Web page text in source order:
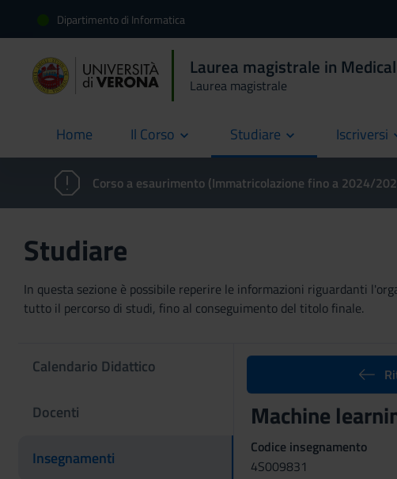
Dipartimento di Informatica
Laurea magistrale in
Laurea magistrale
Home
current Il Corso Studiare Iscriversi
Corso a esaurimento (Immatricolazione fino a 2024/
Studiare
In questa sezione è possibile reperire le informazioni riguardanti
tutto il percorso di studi, fino al conseguimento del titolo finale.
Calendario Didattico
Docenti
Insegnamenti
Machine
Codice insegnamento
4S009831